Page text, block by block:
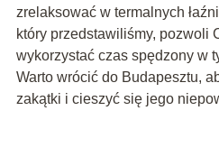
zrelaksować w termalnych
który przedstawiliśmy, pozwoli
wykorzystać czas spędzony w
Warto wrócić do Budapesztu,
zakątki i cieszyć się jego